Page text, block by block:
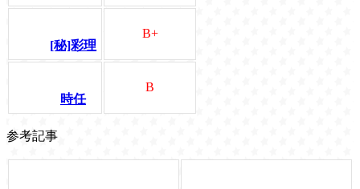
[秘]彩理
B+
時任
B
参考記事